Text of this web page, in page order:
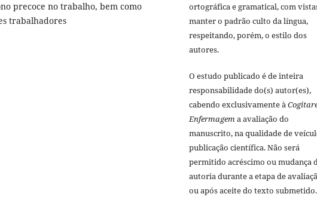
precoce no trabalho, bem como
trabalhadores
ortográfica e gramatical, com
manter o padrão culto da língua,
respeitando, porém, o estilo dos
autores.
O estudo publicado é de inteira
responsabilidade do(s) autor(es),
cabendo exclusivamente à
Enfermagema avaliação do
manuscrito, na qualidade de
publicação científica. Não será
permitido acréscimo ou mudança
autoria durante a etapa de
ou após aceite do texto submetido.